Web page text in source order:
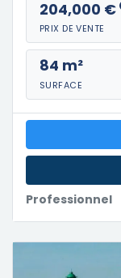
204,000 €
PRIX DE VENTE
84 m²
SURFACE
Professionnel